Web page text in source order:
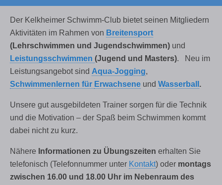
Der Kelkheimer Schwimm-Club bietet seinen Mitgliedern
Aktivitäten im Rahmen von Breitensport
(Lehrschwimmen und Jugendschwimmen) und
Leistungsschwimmen (Jugend und Masters).
Neu im
Leistungsangebot sind Aqua-Jogging,
Schwimmenlernen für Erwachsene und Wasserball .
Unsere gut ausgebildeten Trainer sorgen für die Technik
und die Motivation – der Spaß beim Schwimmen kommt
dabei nicht zu kurz.
Nähere Informationen zu Übungszeiten erhalten Sie
telefonisch (Telefonnummer unter Kontakt) oder montags
zwischen 16.00 und 18.00 Uhr im Nebenraum des